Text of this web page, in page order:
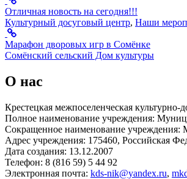
Отличная новость на сегодня!!!
Культурный досуговый центр, Наши
Марафон дворовых игр в Сомёнке
Сомёнский сельский Дом культуры
О нас
Крестецкая межпоселенческая культурно-
Полное наименование учреждения:
Сокращенное наименование
Адрес учреждения: 175460, Российская
Дата создания: 13.12.2007
Телефон: 8 (816 59) 5 44 92
Электронная почта: kds-nik@yandex.ru,